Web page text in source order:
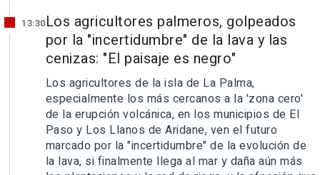
13:30Los agricultores palmeros, golpeados
por la "incertidumbre" de la lava y las
cenizas: "El paisaje es negro"
Los agricultores de la isla de La Palma,
especialmente los más cercanos a la 'zona cero'
de la erupción volcánica, en los municipios de El
Paso y Los Llanos de Aridane, ven el futuro
marcado por la "incertidumbre" de la evolución de
la lava, si finalmente llega al mar y daña aún más